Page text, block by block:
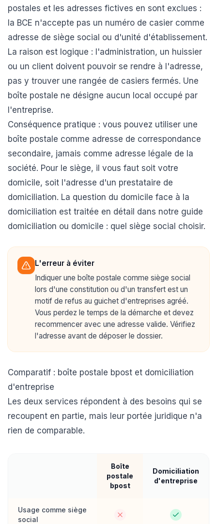
postales et les adresses fictives en sont exclues :
la BCE n'accepte pas un numéro de casier comme
adresse de siège social ou d'unité d'établissement.
La raison est logique : l'administration, un huissier
ou un client doivent pouvoir se rendre à l'adresse,
pas y trouver une rangée de casiers fermés. Une
boîte postale ne désigne aucun local occupé par
l'entreprise.
Conséquence pratique : vous pouvez utiliser une
boîte postale comme adresse de correspondance
secondaire, jamais comme adresse légale de la
société. Pour le siège, il vous faut soit votre
domicile, soit l'adresse d'un prestataire de
domiciliation. La question du domicile face à la
domiciliation est traitée en détail dans notre guide
domiciliation ou domicile : quel siège social choisir.
L'erreur à éviter
Indiquer une boîte postale comme siège social
lors d'une constitution ou d'un transfert est un
motif de refus au guichet d'entreprises agréé.
Vous perdez le temps de la démarche et devez
recommencer avec une adresse valide. Vérifiez
l'adresse avant de déposer le dossier.
Comparatif : boîte postale bpost et domiciliation
d'entreprise
Les deux services répondent à des besoins qui se
recoupent en partie, mais leur portée juridique n'a
rien de comparable.
Boîte
postale
bpost
Domiciliation
d'entreprise
Usage comme siège
social